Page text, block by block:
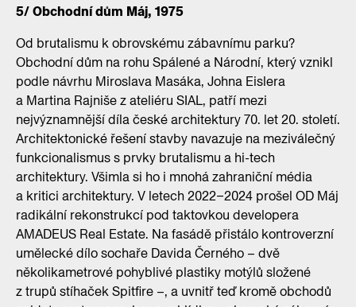
5/ Obchodní dům Máj, 1975
Od brutalismu k obrovskému zábavnímu parku?
Obchodní dům na rohu Spálené a Národní, který vznikl
podle návrhu Miroslava Masáka, Johna Eislera
a Martina Rajniše z ateliéru SIAL, patří mezi
nejvýznamnější díla české architektury 70. let 20. století.
Architektonické řešení stavby navazuje na meziválečný
funkcionalismus s prvky brutalismu a hi-tech
architektury. Všimla si ho i mnohá zahraniční média
a kritici architektury. V letech 2022–2024 prošel OD Máj
radikální rekonstrukcí pod taktovkou developera
AMADEUS Real Estate. Na fasádě přistálo kontroverzní
umělecké dílo sochaře Davida Černého – dvě
několikametrové pohyblivé plastiky motýlů složené
z trupů stíhaček Spitfire –, a uvnitř teď kromě obchodů